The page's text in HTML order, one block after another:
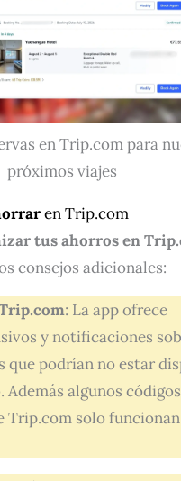
en Trip.com para
próximos viajes
en Trip.com
tus ahorros en
consejos adicionales:
: La app ofrece
y notificaciones
que podrían no estar
Además algunos códigos
Trip.com solo